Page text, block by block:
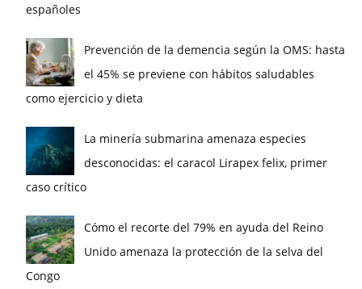
españoles
Prevención de la demencia según la OMS: hasta
el 45% se previene con hábitos saludables
como ejercicio y dieta
La minería submarina amenaza especies
desconocidas: el caracol Lirapex felix, primer
caso crítico
Cómo el recorte del 79% en ayuda del Reino
Unido amenaza la protección de la selva del
Congo